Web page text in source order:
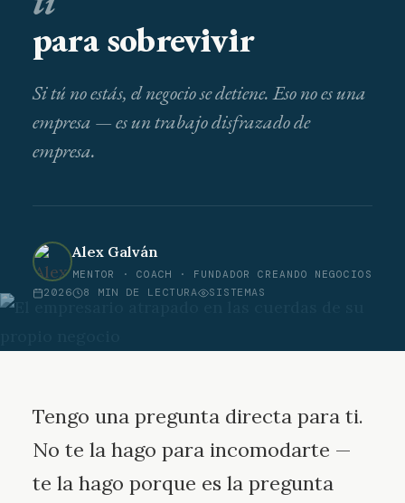
para sobrevivir
Si tú no estás, el negocio se detiene. Eso no es una
empresa — es un trabajo disfrazado de
empresa.
Alex Galván
MENTOR · COACH · FUNDADOR CREANDO NEGOCIOS
2026 8 MIN DE LECTURA SISTEMAS
Tengo una pregunta directa para ti.
No te la hago para incomodarte —
te la hago porque es la pregunta